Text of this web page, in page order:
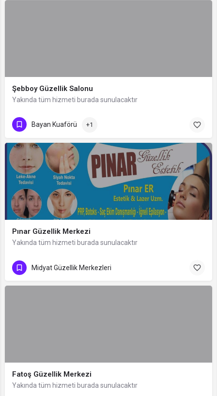
Şebboy Güzellik Salonu
Yakında tüm hizmeti burada sunulacaktır
Bayan Kuaförü +1
Pınar Güzellik Merkezi
Yakında tüm hizmeti burada sunulacaktır
Midyat Güzellik Merkezleri
Fatoş Güzellik Merkezi
Yakında tüm hizmeti burada sunulacaktır